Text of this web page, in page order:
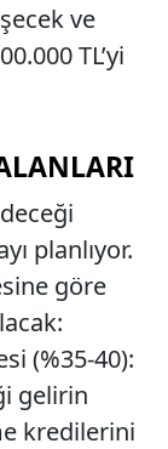
ve
TL’yi
planlıyor.
göre
(%35-40):
gelirin
kredilerini